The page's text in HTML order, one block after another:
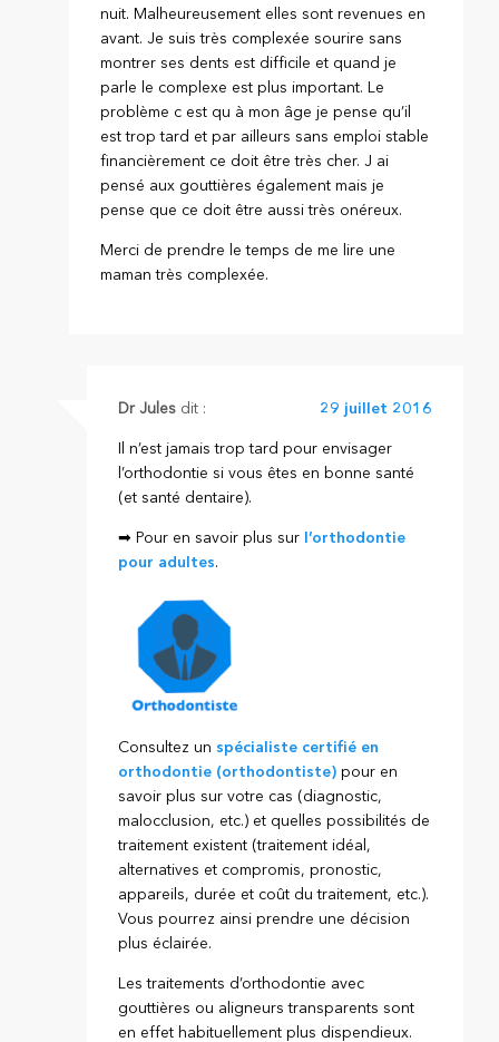
nuit. Malheureusement elles sont revenues en
avant. Je suis très complexée sourire sans
montrer ses dents est difficile et quand je
parle le complexe est plus important. Le
problème c est qu à mon âge je pense qu’il
est trop tard et par ailleurs sans emploi stable
financièrement ce doit être très cher. J ai
pensé aux gouttières également mais je
pense que ce doit être aussi très onéreux.
Merci de prendre le temps de me lire une
maman très complexée.
Dr Jules dit : 29 juillet 2016
Il n’est jamais trop tard pour envisager
l’orthodontie si vous êtes en bonne santé
(et santé dentaire).
➡ Pour en savoir plus sur l’orthodontie
pour adultes.
Consultez un spécialiste certifié en
orthodontie (orthodontiste)pour en
savoir plus sur votre cas (diagnostic,
malocclusion, etc.) et quelles possibilités de
traitement existent (traitement idéal,
alternatives et compromis, pronostic,
appareils, durée et coût du traitement, etc.).
Vous pourrez ainsi prendre une décision
plus éclairée.
Les traitements d’orthodontie avec
gouttières ou aligneurs transparents sont
en effet habituellement plus dispendieux.